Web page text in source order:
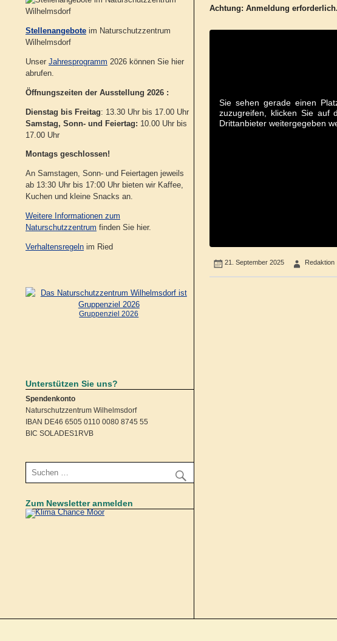
Achtung: Anmeldung erforderlich.
Sie sehen gerade einen
zuzugreifen, klicken Sie auf
Drittanbieter weitergegeben
21. September 2025 Redaktion
Stellenangebote im Naturschutzzentrum
Wilhelmsdorf
Unser Jahresprogramm 2026 können Sie hier
abrufen.
Öffnungszeiten der Ausstellung 2026 :
Dienstag bis Freitag: 13.30 Uhr bis 17.00 Uhr
Samstag, Sonn- und Feiertag: 10.00 Uhr bis
17.00 Uhr
Montags geschlossen!
An Samstagen, Sonn- und Feiertagen jeweils
ab 13:30 Uhr bis 17:00 Uhr bieten wir Kaffee,
Kuchen und kleine Snacks an.
Weitere Informationen zum
Naturschutzzentrum finden Sie hier.
Verhaltensregeln im Ried
Gruppenziel 2026
Unterstützen Sie uns?
Spendenkonto
Naturschutzzentrum Wilhelmsdorf
IBAN DE46 6505 0110 0080 8745 55
BIC SOLADES1RVB
Zum Newsletter anmelden